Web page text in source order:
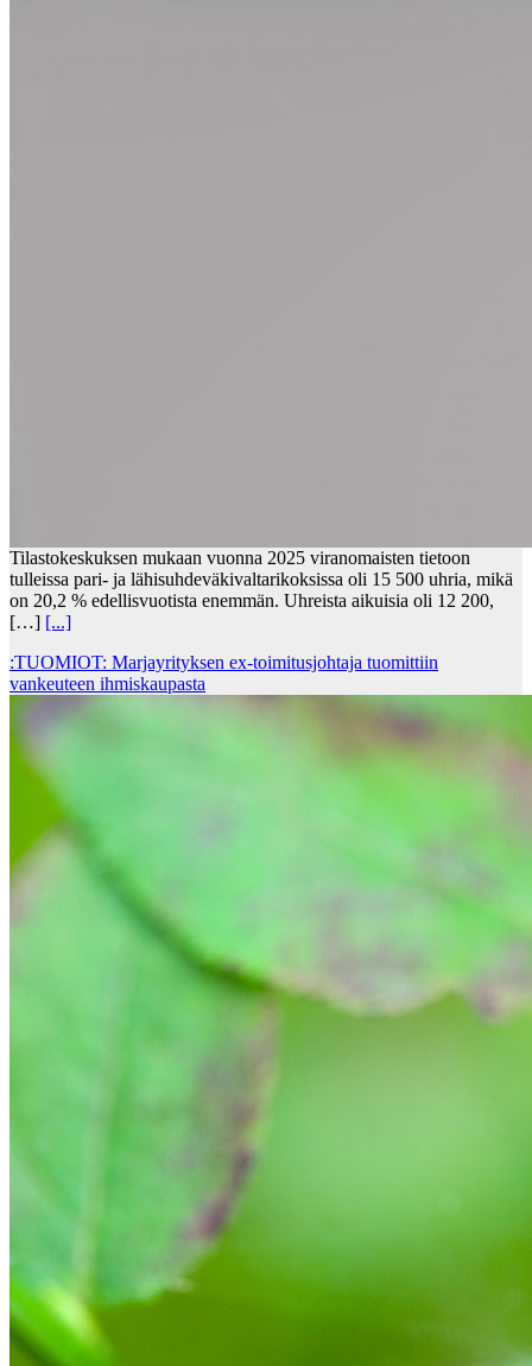
Tilastokeskuksen mukaan vuonna 2025 viranomaisten tietoon
tulleissa pari- ja lähisuhdeväkivaltarikoksissa oli 15 500 uhria, mikä
on 20,2 % edellisvuotista enemmän. Uhreista aikuisia oli 12 200,
[…] [...]
:TUOMIOT: Marjayrityksen ex-toimitusjohtaja tuomittiin
vankeuteen ihmiskaupasta